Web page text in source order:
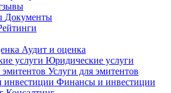
Документы
Аудит и оценка
услуги Юридические услуги
Услуги для эмитентов
Финансы и инвестиции